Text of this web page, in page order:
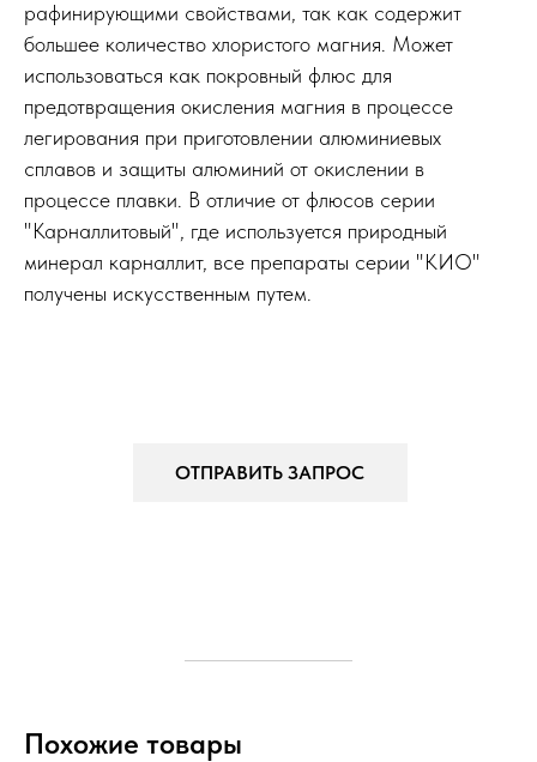
рафинирующими свойствами, так как содержит
большее количество хлористого магния. Может
использоваться как покровный флюс для
предотвращения окисления магния в процессе
легирования при приготовлении алюминиевых
сплавов и защиты алюминий от окислении в
процессе плавки. В отличие от флюсов серии
"Карналлитовый", где используется природный
минерал карналлит, все препараты серии "КИО"
получены искусственным путем.
ОТПРАВИТЬ ЗАПРОС
Похожие товары